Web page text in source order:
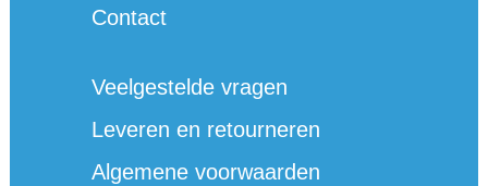
Contact
Veelgestelde vragen
Leveren en retourneren
Algemene voorwaarden